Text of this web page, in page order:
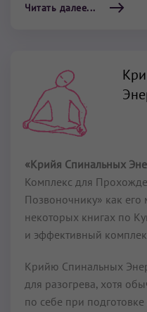
Читать далее...
«Крийя Спинальных
Комплекс для
Позвоночнику» как его
некоторых книгах по
и эффективный
Крийю Спинальных
для разогрева, хотя
по себе при